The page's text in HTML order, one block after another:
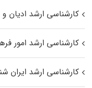
کارشناسی ارشد ادیان
کارشناسی ارشد امور
کارشناسی ارشد ایران